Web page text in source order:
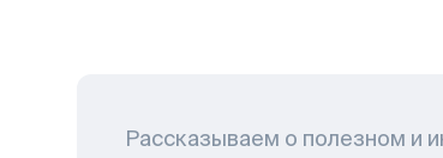
Рассказываем о полезном и